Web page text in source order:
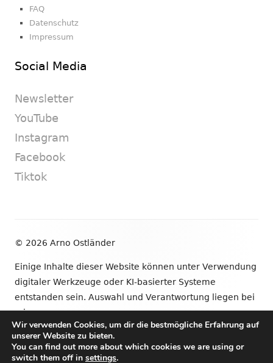
FAQ
Datenschutz
Impressum
Social Media
Newsletter
YouTube
Instagram
Facebook
Tiktok
© 2026 Arno Ostländer
Einige Inhalte dieser Website können unter Verwendung
digitaler Werkzeuge oder KI-basierter Systeme
entstanden sein. Auswahl und Verantwortung liegen bei
mir.
•VerwendetTiny Framework
Wir verwenden Cookies, um dir die bestmögliche Erfahrung auf
unserer Website zu bieten.
You can find out more about which cookies we are using or
switch them off in settings.